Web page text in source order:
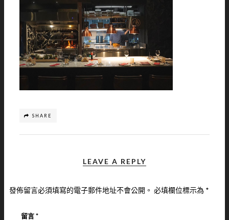
SHARE
LEAVE A REPLY
發佈留言必須填寫的電子郵件地址不會公開。 必填欄位標示為 *
留言*